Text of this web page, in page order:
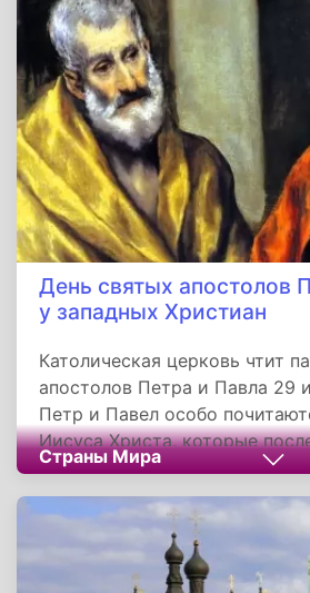
нуждается в успокоении,
взволнован или кто страдает
С 29 июня завершаются все
День святых апостолов
у западных Христиан
Католическая церковь чтит
апостолов Петра и Павла 29
Петр и Павел особо
Иисуса Христа, которые
воскресения Христа начали
распространять учение
миру. Праздник святых
Павла сначала был введен в
которого считаются
Страны Мира